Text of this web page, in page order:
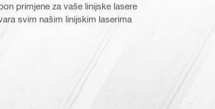
primjene za vaše linijske lasere
svim našim linijskim laserima